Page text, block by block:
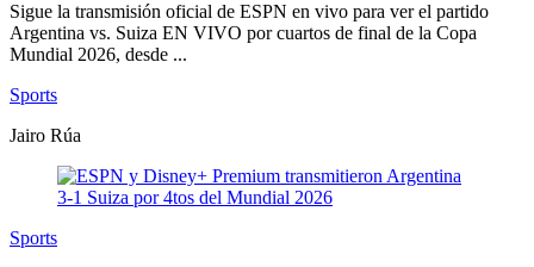
Sigue la transmisión oficial de ESPN en vivo para ver el partido
Argentina vs. Suiza EN VIVO por cuartos de final de la Copa
Mundial 2026, desde ...
Sports
Jairo Rúa
Sports